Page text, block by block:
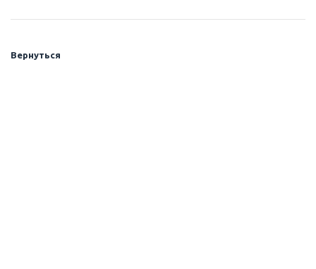
Вернуться